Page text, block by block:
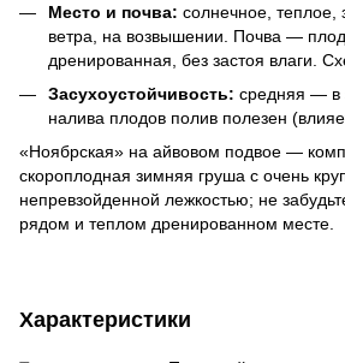
Место и почва: солнечное,
ветра, на возвышении. Почва —
дренированная, без застоя влаги.
Засухоустойчивость: средняя — в
налива плодов полив полезен
«Ноябрская» на айвовом подвое —
скороплодная зимняя груша с очень
непревзойденной лежкостью; не
рядом и теплом дренированном месте.
Характеристики